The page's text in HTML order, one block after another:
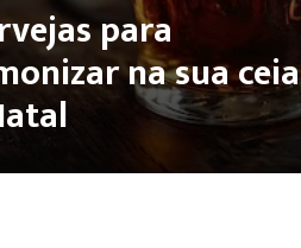
para
na sua ceia